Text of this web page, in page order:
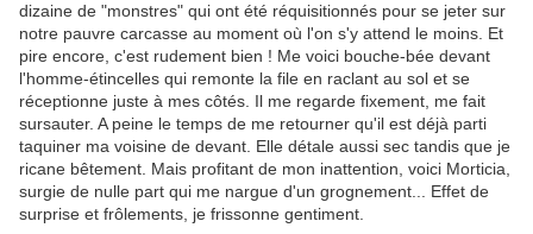
dizaine de "monstres" qui ont été réquisitionnés pour se jeter sur
notre pauvre carcasse au moment où l'on s'y attend le moins. Et
pire encore, c'est rudement bien ! Me voici bouche-bée devant
l'homme-étincelles qui remonte la file en raclant au sol et se
réceptionne juste à mes côtés. Il me regarde fixement, me fait
sursauter. A peine le temps de me retourner qu'il est déjà parti
taquiner ma voisine de devant. Elle détale aussi sec tandis que je
ricane bêtement. Mais profitant de mon inattention, voici Morticia,
surgie de nulle part qui me nargue d'un grognement... Effet de
surprise et frôlements, je frissonne gentiment.